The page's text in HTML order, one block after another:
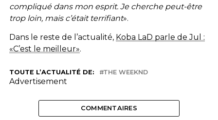
compliqué dans mon esprit. Je cherche peut-être
trop loin, mais c’était terrifiant».
Dans le reste de l’actualité, Koba LaD parle de Jul :
«C’est le meilleur».
TOUTE L’ACTUALITÉ DE: THE WEEKND
Advertisement
COMMENTAIRES